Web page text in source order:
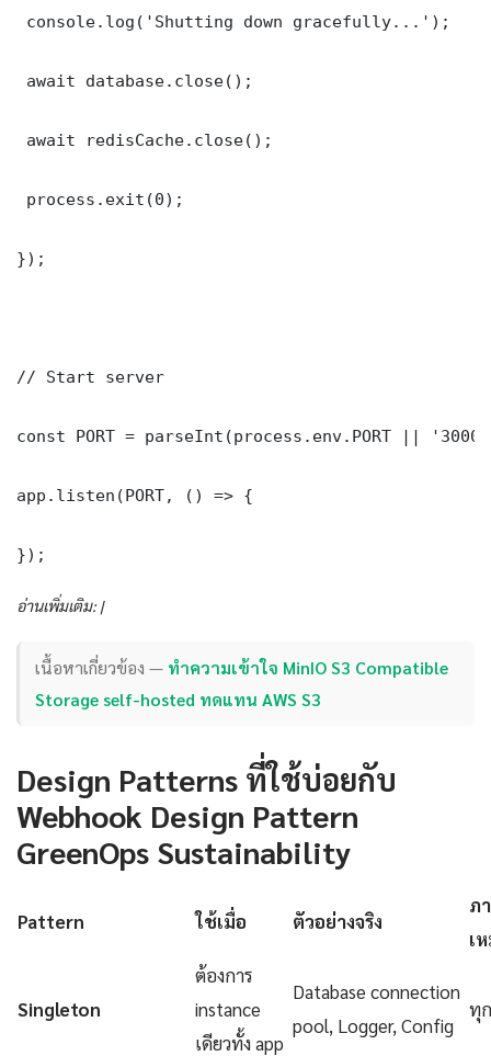
console.log('Shutting down gracefully...');
await database.close();
await redisCache.close();
process.exit(0);
});
// Start server
const PORT = parseInt(process.env.PORT ||
app.listen(PORT, () => {
});
อ่านเพิ่มเติม: |
เนื้อหาเกี่ยวข้อง — ทำความเข้าใจ MinIO S3 Compatible
Storage self-hosted ทดแทน AWS S3
Design Patterns ที่ใช้บ่อยกับ
Webhook Design Pattern
GreenOps Sustainability
Pattern ใช้เมื่อ ตัวอย่างจริง
ภ
เ
Singleton
ต้องการ
instance
เดียวทั้ง app
Database connection
pool, Logger, Config
ทุ